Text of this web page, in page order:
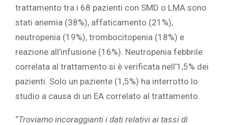
trattamento tra i 68 pazienti con SMD o LMA sono
stati anemia (38%), affaticamento (21%),
neutropenia (19%), trombocitopenia (18%) e
reazione all’infusione (16%). Neutropenia febbrile
correlata al trattamento si è verificata nell’1,5% dei
pazienti. Solo un paziente (1,5%) ha interrotto lo
studio a causa di un EA correlato al trattamento.
“Troviamo incoraggianti i dati relativi ai tassi di